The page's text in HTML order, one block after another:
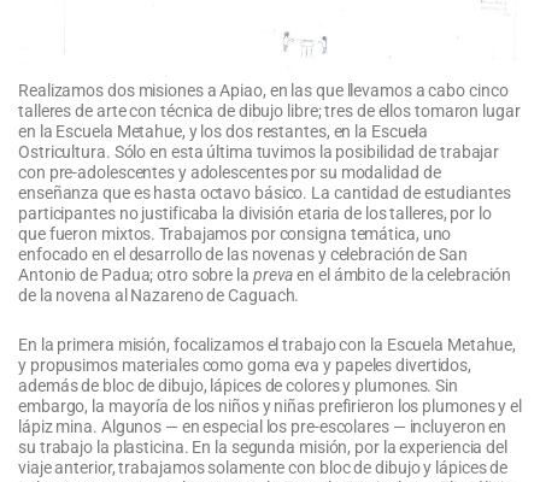
Realizamos dos misiones a Apiao, en las que llevamos a cabo cinco
talleres de arte con técnica de dibujo libre; tres de ellos tomaron lugar
en la Escuela Metahue, y los dos restantes, en la Escuela
Ostricultura. Sólo en esta última tuvimos la posibilidad de trabajar
con pre-adolescentes y adolescentes por su modalidad de
enseñanza que es hasta octavo básico. La cantidad de estudiantes
participantes no justificaba la división etaria de los talleres, por lo
que fueron mixtos. Trabajamos por consigna temática, uno
enfocado en el desarrollo de las novenas y celebración de San
Antonio de Padua; otro sobre la prevaen el ámbito de la celebración
de la novena al Nazareno de Caguach.
En la primera misión, focalizamos el trabajo con la Escuela Metahue,
y propusimos materiales como goma eva y papeles divertidos,
además de bloc de dibujo, lápices de colores y plumones. Sin
embargo, la mayoría de los niños y niñas prefirieron los plumones y el
lápiz mina. Algunos — en especial los pre-escolares — incluyeron en
su trabajo la plasticina. En la segunda misión, por la experiencia del
viaje anterior, trabajamos solamente con bloc de dibujo y lápices de